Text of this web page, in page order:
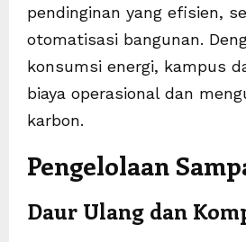
pendinginan yang efisien,
otomatisasi bangunan.
konsumsi energi, kampus
biaya operasional dan
karbon.
Pengelolaan
Daur Ulang dan